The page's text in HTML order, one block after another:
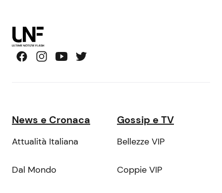
News e Cronaca
Attualità Italiana
Dal Mondo
Gossip e TV
Bellezze VIP
Coppie VIP